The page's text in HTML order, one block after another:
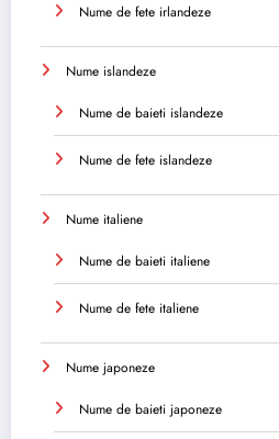
Nume de fete irlandeze
Nume islandeze
Nume de baieti islandeze
Nume de fete islandeze
Nume italiene
Nume de baieti italiene
Nume de fete italiene
Nume japoneze
Nume de baieti japoneze